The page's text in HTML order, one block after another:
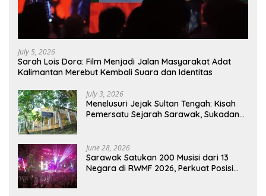
July 5, 2026
Sarah Lois Dora: Film Menjadi Jalan Masyarakat Adat
Kalimantan Merebut Kembali Suara dan Identitas
July 3, 2026
Menelusuri Jejak Sultan Tengah: Kisah
Pemersatu Sejarah Sarawak, Sukadana,
June 28, 2026
Sarawak Satukan 200 Musisi dari 13
Negara di RWMF 2026, Perkuat Posisi